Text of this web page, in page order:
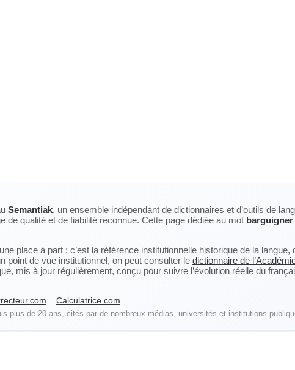
Semantiak, un ensemble indépendant de dictionnaires et d’outils de
de qualité et de fiabilité reconnue. Cette page dédiée au mot barguigner
place à part : c’est la référence institutionnelle historique de la
point de vue institutionnel, on peut consulter le dictionnaire de
mis à jour régulièrement, conçu pour suivre l’évolution réelle du
Calculatrice.com
plus de 20 ans, cités par de nombreux médias, universités et institutions